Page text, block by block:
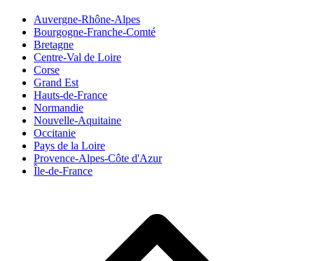
Auvergne-Rhône-Alpes
Bourgogne-Franche-Comté
Bretagne
Centre-Val de Loire
Corse
Grand Est
Hauts-de-France
Normandie
Nouvelle-Aquitaine
Occitanie
Pays de la Loire
Provence-Alpes-Côte d'Azur
Île-de-France